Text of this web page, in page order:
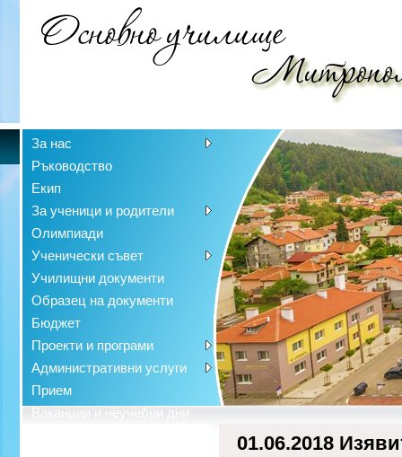
За нас
Ръководство
Екип
За ученици и родители
Олимпиади
Ученически съвет
Училищни документи
Образец на документи
Бюджет
Проекти и програми
Административни услуги
Прием
Ваканции и неучебни дни
01.06.2018